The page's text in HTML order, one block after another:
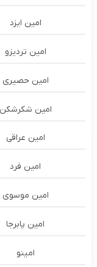
امین ایزد
امین تردیزو
امین حصیری
امین شکرشکن
امین عراقی
امین فرد
امین موسوی
امین پابرجا
امینو